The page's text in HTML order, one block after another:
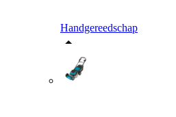
Handgereedschap